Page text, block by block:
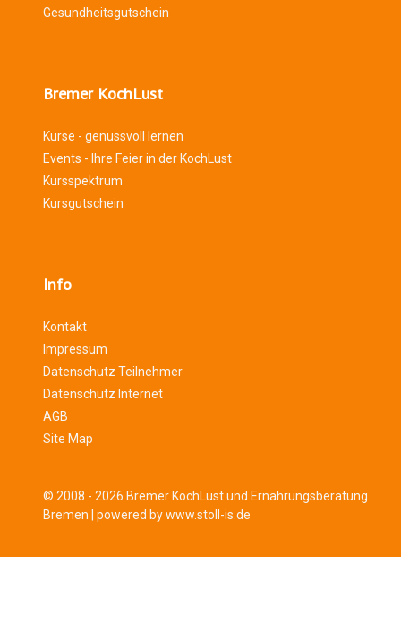
Gesundheitsgutschein
Bremer KochLust
Kurse - genussvoll lernen
Events - Ihre Feier in der KochLust
Kursspektrum
Kursgutschein
Info
Kontakt
Impressum
Datenschutz Teilnehmer
Datenschutz Internet
AGB
Site Map
© 2008 - 2026 Bremer KochLust und Ernährungsberatung
Bremen | powered by www.stoll-is.de